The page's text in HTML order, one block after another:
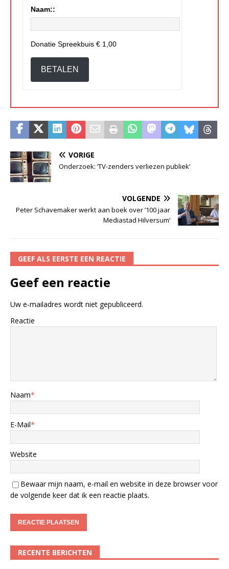
Naam::
Donatie Spreekbuis € 1,00
BETALEN
VORIGE
Onderzoek: ‘TV-zenders verliezen publiek’
VOLGENDE
Peter Schavemaker werkt aan boek over ’100 jaar
Mediastad Hilversum’
GEEF ALS EERSTE EEN REACTIE
Geef een reactie
Uw e-mailadres wordt niet gepubliceerd.
Reactie
Naam*
E-Mail*
Website
Bewaar mijn naam, e-mail en website in deze browser voor
de volgende keer dat ik een reactie plaats.
RECENTE BERICHTEN